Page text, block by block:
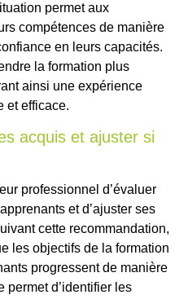
permet aux
compétences de manière
en leurs capacités.
la formation plus
ainsi une expérience
et efficace.
acquis et ajuster si
professionnel d’évaluer
et d’ajuster ses
cette recommandation,
les objectifs de la formation
progressent de manière
permet d’identifier les